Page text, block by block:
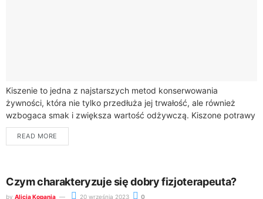
Kiszenie to jedna z najstarszych metod konserwowania
żywności, która nie tylko przedłuża jej trwałość, ale również
wzbogaca smak i zwiększa wartość odżywczą. Kiszone potrawy
są bogate w probiotyki, które wspomagają...
READ MORE
Czym charakteryzuje się dobry fizjoterapeuta?
by Alicja Kopania 20 września 2023 0